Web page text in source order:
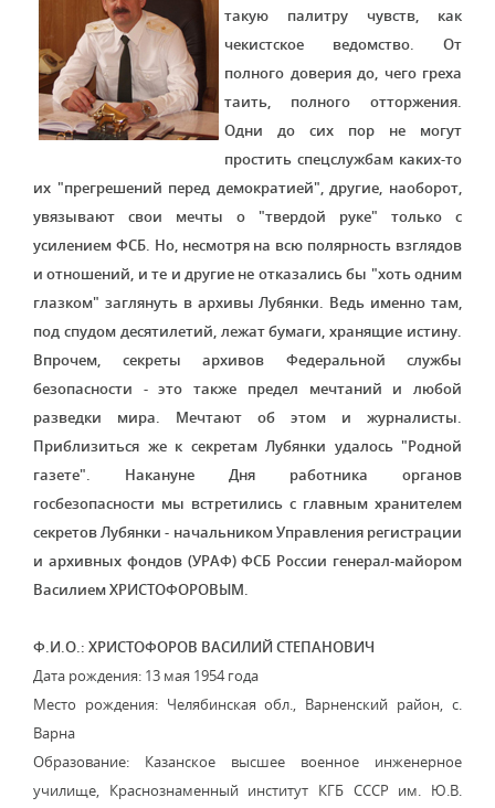
такую палитру чувств, как
чекистское ведомство. От
полного доверия до, чего греха
таить, полного отторжения.
Одни до сих пор не могут
простить спецслужбам каких-то
их "прегрешений перед демократией", другие, наоборот,
увязывают свои мечты о "твердой руке" только с
усилением ФСБ. Но, несмотря на всю полярность взглядов
и отношений, и те и другие не отказались бы "хоть одним
глазком" заглянуть в архивы Лубянки. Ведь именно там,
под спудом десятилетий, лежат бумаги, хранящие истину.
Впрочем, секреты архивов Федеральной службы
безопасности - это также предел мечтаний и любой
разведки мира. Мечтают об этом и журналисты.
Приблизиться же к секретам Лубянки удалось "Родной
газете". Накануне Дня работника органов
госбезопасности мы встретились с главным хранителем
секретов Лубянки - начальником Управления регистрации
и архивных фондов (УРАФ) ФСБ России генерал-майором
Василием ХРИСТОФОРОВЫМ.
Ф.И.О.: ХРИСТОФОРОВ ВАСИЛИЙ СТЕПАНОВИЧ
Дата рождения: 13 мая 1954 года
Место рождения: Челябинская обл., Варненский район, с.
Варна
Образование: Казанское высшее военное инженерное
училище, Краснознаменный институт КГБ СССР им. Ю.В.